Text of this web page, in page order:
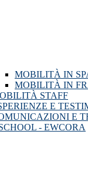
MOBILITÀ IN
MOBILITÀ IN
STAFF
E
E
- EWCORA